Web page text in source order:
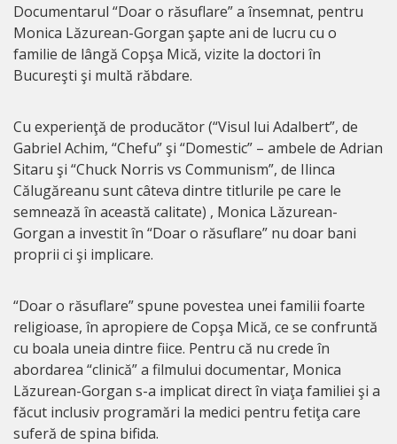
Documentarul “Doar o răsuflare” a însemnat, pentru
Monica Lăzurean-Gorgan şapte ani de lucru cu o
familie de lângă Copşa Mică, vizite la doctori în
Bucureşti şi multă răbdare.
Cu experienţă de producător (“Visul lui Adalbert”, de
Gabriel Achim, “Chefu” şi “Domestic” – ambele de Adrian
Sitaru şi “Chuck Norris vs Communism”, de Ilinca
Călugăreanu sunt câteva dintre titlurile pe care le
semnează în această calitate) , Monica Lăzurean-
Gorgan a investit în “Doar o răsuflare” nu doar bani
proprii ci şi implicare.
“Doar o răsuflare” spune povestea unei familii foarte
religioase, în apropiere de Copşa Mică, ce se confruntă
cu boala uneia dintre fiice. Pentru că nu crede în
abordarea “clinică” a filmului documentar, Monica
Lăzurean-Gorgan s-a implicat direct în viaţa familiei şi a
făcut inclusiv programări la medici pentru fetiţa care
suferă de spina bifida.